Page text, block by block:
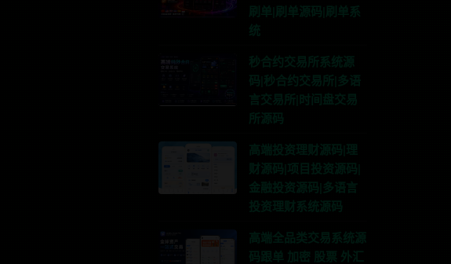
刷单|刷单源码|刷单系
统
秒合约交易所系统源
码|秒合约交易所|多语
言交易所|时间盘交易
所源码
高端投资理财源码|理
财源码|项目投资源码|
金融投资源码|多语言
投资理财系统源码
高端全品类交易系统源
码跟单 加密 股票 外汇